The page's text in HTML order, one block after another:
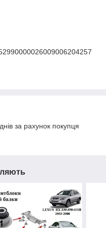
за рахунок покупця